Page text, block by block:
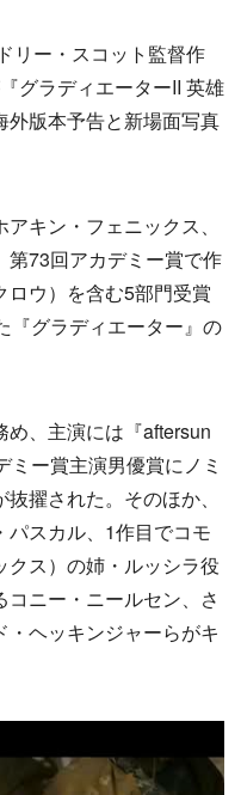
リー・スコット監督作
グラディエーターII 英雄
外版本予告と新場面写真
キン・フェニックス、
第73回アカデミー賞で作
ウ）を含む5部門受賞
『グラディエーター』の
、主演には『aftersun
ミー賞主演男優賞にノミ
擢された。そのほか、
パスカル、1作目でコモ
クス）の姉・ルッシラ役
ニー・ニールセン、さ
ヘッキンジャーらがキ